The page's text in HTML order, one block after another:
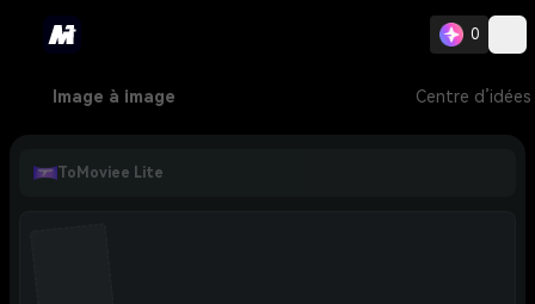
0
Image à image Centre d’idées
ToMoviee Lite